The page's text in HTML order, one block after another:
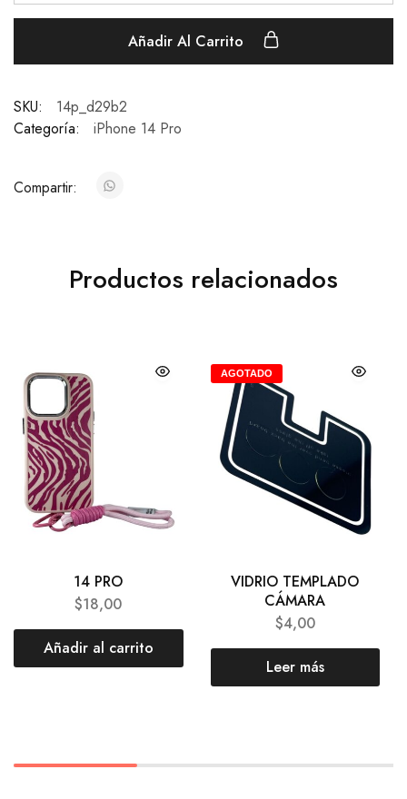
Añadir Al Carrito
SKU:
14p_d29b2
Categoría:
iPhone 14 Pro
Compartir:
Productos relacionados
14 PRO
$18,00
Añadir al carrito
AGOTADO
VIDRIO TEMPLADO
CÁMARA
$4,00
Leer más